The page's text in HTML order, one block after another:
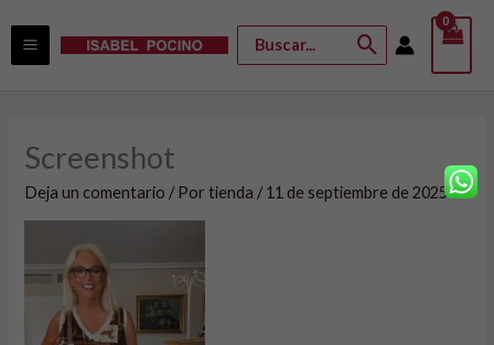
Buscar
por:
Screenshot
Deja un comentario / Portienda /11 de septiembre de 2025